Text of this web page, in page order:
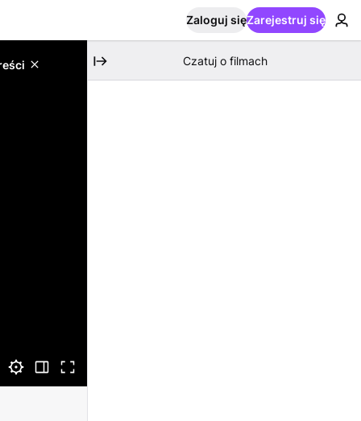
Zaloguj sięZarejestruj się
Czatuj o filmach